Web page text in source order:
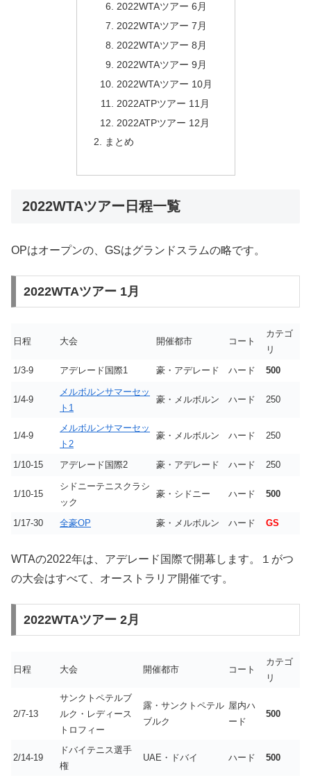
2022WTAツアー 6月
2022WTAツアー 7月
2022WTAツアー 8月
2022WTAツアー 9月
2022WTAツアー 10月
2022ATPツアー 11月
2022ATPツアー 12月
まとめ
2022WTAツアー日程一覧
OPはオープンの、GSはグランドスラムの略です。
2022WTAツアー 1月
日程 大会 開催都市 コート
カテゴ
リ
1/3-9
アデレード国際1 豪・アデレード ハード 500
1/4-9
メルボルンサマーセッ
ト1
豪・メルボルン ハード 250
1/4-9
メルボルンサマーセッ
ト2
豪・メルボルン ハード 250
1/10-15 アデレード国際2 豪・アデレード ハード 250
1/10-15
シドニーテニスクラシ
ック
豪・シドニー ハード 500
1/17-30 全豪OP 豪・メルボルン ハード GS
WTAの2022年は、アデレード国際で開幕します。１がつ
の大会はすべて、オーストラリア開催です。
2022WTAツアー 2月
日程 大会 開催都市 コート
カテゴ
リ
2/7-13
サンクトペテルブ
ルク・レディース
トロフィー
露・サンクトペテル
ブルク
屋内ハ
ード
500
2/14-19
ドバイテニス選手
権
UAE・ドバイ ハード 500